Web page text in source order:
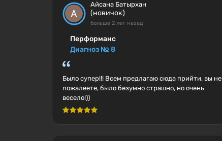
Айсана Батырхан
(новичок)
больше 2 лет назад
Перформанс
Диагноз № 8
Было супер!!! Всем предлагаю сюда прийти, вы не
пожалеете, было безумно страшно, но очень
весело!))